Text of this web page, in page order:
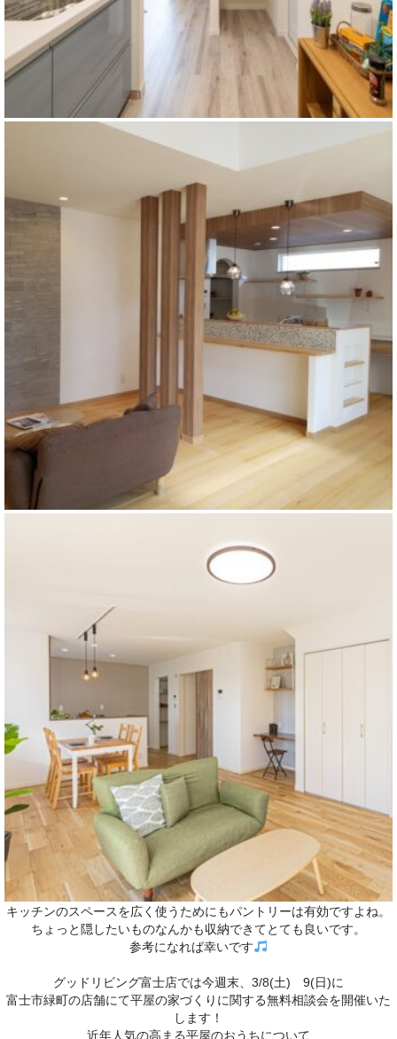
キッチンのスペースを広く使うためにもパントリーは有効ですよね。
ちょっと隠したいものなんかも収納できてとても良いです。
参考になれば幸いです
グッドリビング富士店では今週末、3/8(土) 9(日)に
富士市緑町の店舗にて平屋の家づくりに関する無料相談会を開催いた
します！
近年人気の高まる平屋のおうちについて